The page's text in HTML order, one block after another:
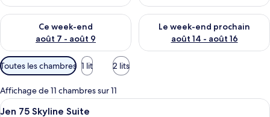
Ce week-end
août 7 - août 9
Vérifier la disponibilité pour ce week-end août 7 - août 9
Le week-end prochain
août 14 - août 16
Vérifier la disponibilité pour
Filtres
disponibles
pour
les
chambres
Toutes les chambres 1 lit 2 lits
Affichage de 11 chambres sur 11
Afficher
Couette en duvet d'oie, coffres-forts
4
Jen 75 Skyline Suite